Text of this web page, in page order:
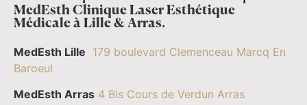
MedEsth Clinique Laser Esthétique
Médicale à Lille & Arras.
MedEsth Lille 179 boulevard Clemenceau Marcq En
Baroeul
MedEsth Arras 4 Bis Cours de Verdun Arras